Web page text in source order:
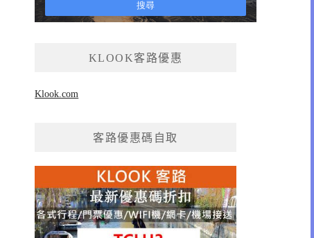
KLOOK客路優惠
Klook.com
客路優惠碼自取